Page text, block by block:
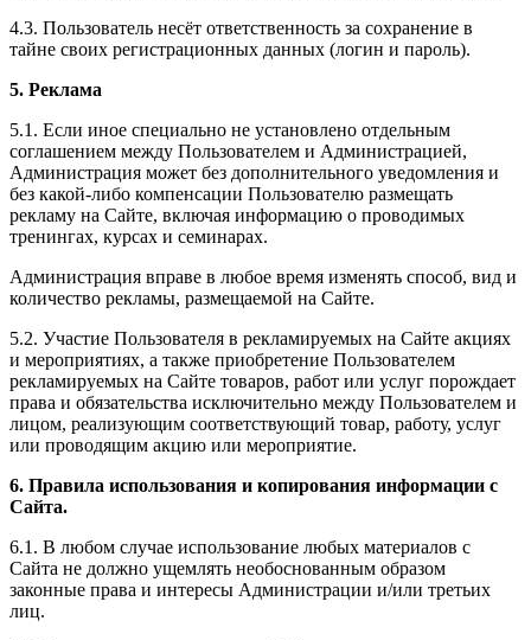
4.3. Пользователь несёт ответственность за сохранение в
тайне своих регистрационных данных (логин и пароль).
5. Реклама
5.1. Если иное специально не установлено отдельным
соглашением между Пользователем и Администрацией,
Администрация может без дополнительного уведомления и
без какой-либо компенсации Пользователю размещать
рекламу на Сайте, включая информацию о проводимых
тренингах, курсах и семинарах.
Администрация вправе в любое время изменять способ, вид и
количество рекламы, размещаемой на Сайте.
5.2. Участие Пользователя в рекламируемых на Сайте акциях
и мероприятиях, а также приобретение Пользователем
рекламируемых на Сайте товаров, работ или услуг порождает
права и обязательства исключительно между Пользователем и
лицом, реализующим соответствующий товар, работу, услуг
или проводящим акцию или мероприятие.
6. Правила использования и копирования информации с
Сайта.
6.1. В любом случае использование любых материалов с
Сайта не должно ущемлять необоснованным образом
законные права и интересы Администрации и/или третьих
лиц.